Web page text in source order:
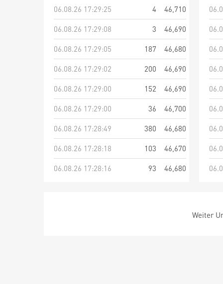
06.08.26 17:29:25
4
46,710
06.08.26 17:29:08
3
46,690
06.08.26 17:29:05
187
46,680
06.08.26 17:29:02
200
46,690
06.08.26 17:29:00
152
46,690
06.08.26 17:29:00
36
46,700
06.08.26 17:28:49
380
46,680
06.08.26 17:28:18
103
46,670
06.08.26 17:28:16
93 46,680
Weiter